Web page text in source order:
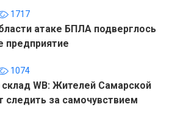
1717
атаке БПЛА подверглось
1074
WB: Жителей Самарской
следить за самочувствием